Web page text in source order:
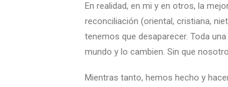
En realidad, en mi y en otros, la
reconciliación (oriental, cristiana,
tenemos que desaparecer. Toda
mundo y lo cambien. Sin que
Mientras tanto, hemos hecho y